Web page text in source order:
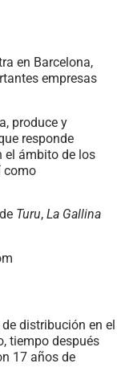
en Barcelona,
empresas
produce y
responde
el ámbito de los
como
Turu, La Gallina
distribución en el
tiempo después
17 años de